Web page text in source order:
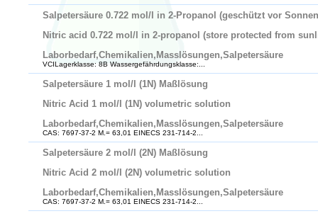
Salpetersäure 0.722 mol/l in 2-Propanol (geschützt vor
Nitric acid 0.722 mol/l in 2-propanol (store protected from
Laborbedarf,Chemikalien,Masslösungen,Salpetersäure
VCILagerklasse: 8B Wassergefährdungsklasse:...
Salpetersäure 1 mol/l (1N) Maßlösung
Nitric Acid 1 mol/l (1N) volumetric solution
Laborbedarf,Chemikalien,Masslösungen,Salpetersäure
CAS: 7697-37-2 M.= 63,01 EINECS 231-714-2...
Salpetersäure 2 mol/l (2N) Maßlösung
Nitric Acid 2 mol/l (2N) volumetric solution
Laborbedarf,Chemikalien,Masslösungen,Salpetersäure
CAS: 7697-37-2 M.= 63,01 EINECS 231-714-2...